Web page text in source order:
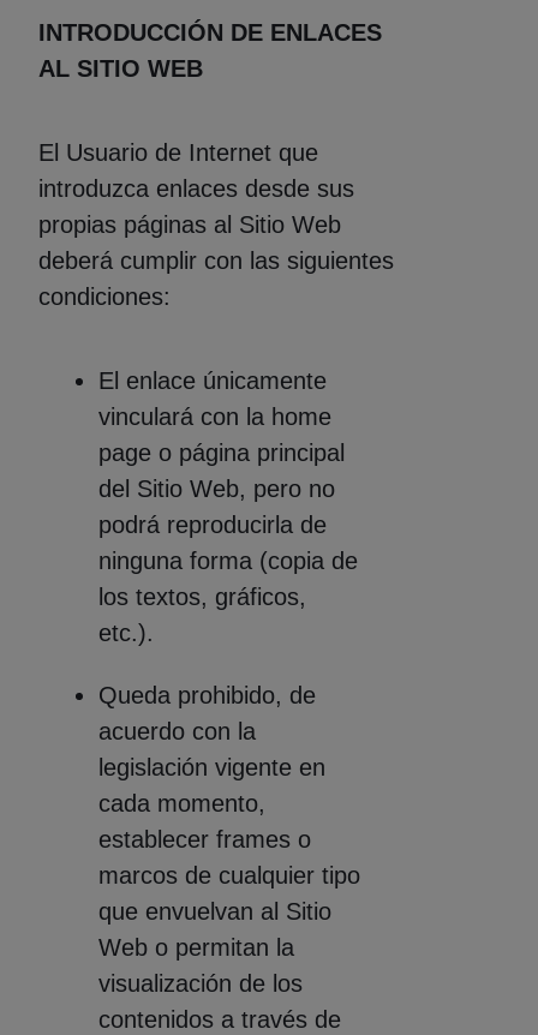
INTRODUCCIÓN DE ENLACES
AL SITIO WEB
El Usuario de Internet que
introduzca enlaces desde sus
propias páginas al Sitio Web
deberá cumplir con las siguientes
condiciones:
El enlace únicamente
vinculará con la home
page o página principal
del Sitio Web, pero no
podrá reproducirla de
ninguna forma (copia de
los textos, gráficos,
etc.).
Queda prohibido, de
acuerdo con la
legislación vigente en
cada momento,
establecer frames o
marcos de cualquier tipo
que envuelvan al Sitio
Web o permitan la
visualización de los
contenidos a través de